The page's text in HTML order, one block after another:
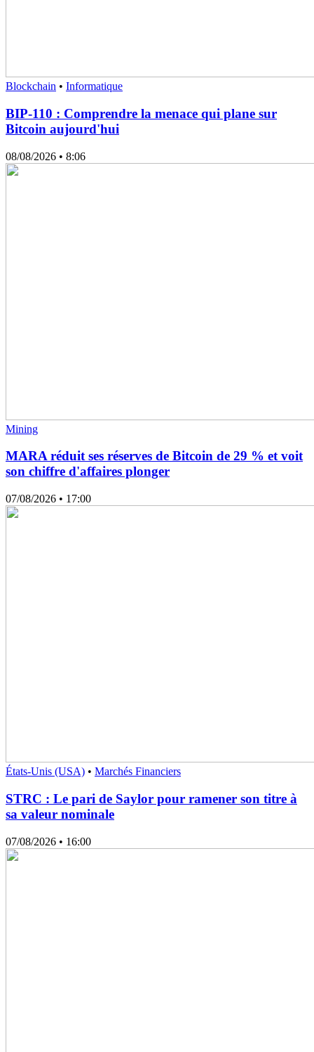
Blockchain • Informatique
BIP-110 : Comprendre la menace qui plane sur
Bitcoin aujourd'hui
08/08/2026 • 8:06
Mining
MARA réduit ses réserves de Bitcoin de 29 % et voit
son chiffre d'affaires plonger
07/08/2026 • 17:00
États-Unis (USA) • Marchés Financiers
STRC : Le pari de Saylor pour ramener son titre à
sa valeur nominale
07/08/2026 • 16:00